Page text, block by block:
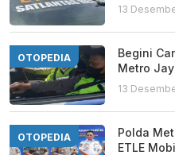
13
OTOPEDIA
Begini
Metro
13
OTOPEDIA
Polda
ETLE